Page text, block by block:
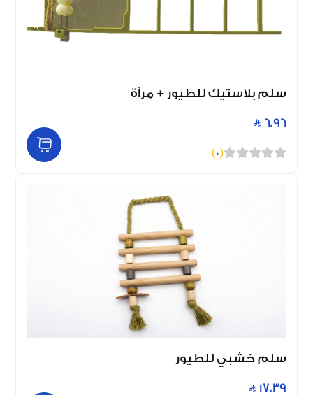
سلم بلاستيك للطيور + مرآة
6.96
(
0
)
سلم خشبي للطيور
17.39